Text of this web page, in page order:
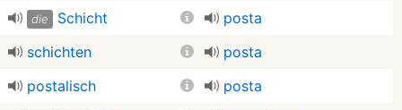
die Schicht
posta
schichten
posta
postalisch
posta